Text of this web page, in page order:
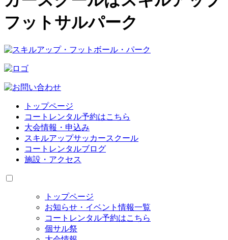
フットサルパーク
トップページ
コートレンタル予約はこちら
大会情報・申込み
スキルアップサッカースクール
コートレンタルブログ
施設・アクセス
トップページ
お知らせ・イベント情報一覧
コートレンタル予約はこちら
個サル祭